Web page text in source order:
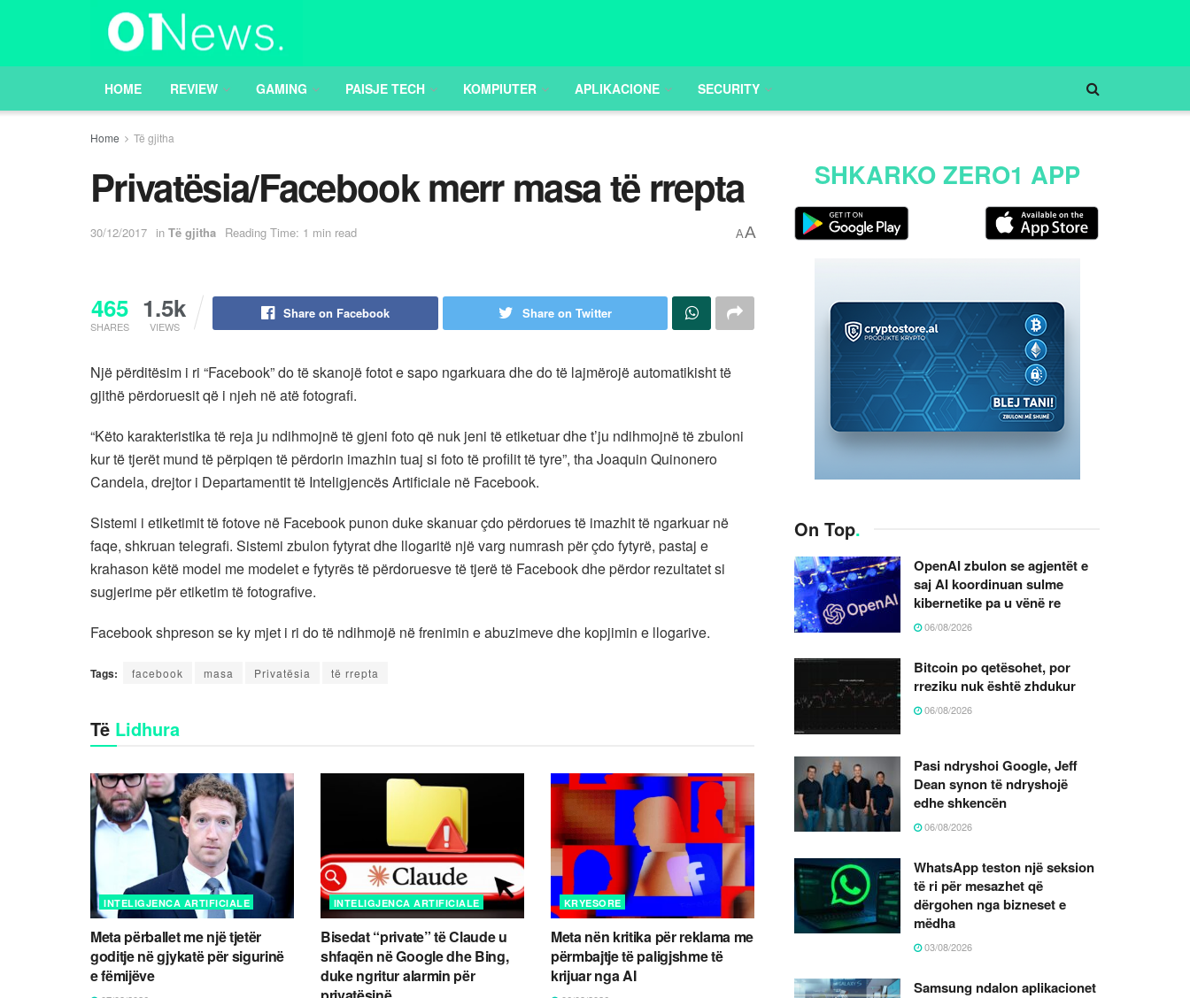
HOME REVIEW GAMING PAISJE TECH KOMPIUTER APLIKACIONE SECURITY
Home Të gjitha
Privatësia/Facebook merr masa të rrepta
30/12/2017 in Të gjitha Reading Time: 1 min read AA
465
SHARES
1.5k
VIEWS
Share on Facebook Share on Twitter
Një përditësim i ri “Facebook” do të skanojë fotot e sapo ngarkuara dhe do të lajmërojë automatikisht të
gjithë përdoruesit që i njeh në atë fotografi.
“Këto karakteristika të reja ju ndihmojnë të gjeni foto që nuk jeni të etiketuar dhe t’ju ndihmojnë të zbuloni
kur të tjerët mund të përpiqen të përdorin imazhin tuaj si foto të profilit të tyre”, tha Joaquin Quinonero
Candela, drejtor i Departamentit të Inteligjencës Artificiale në Facebook.
Sistemi i etiketimit të fotove në Facebook punon duke skanuar çdo përdorues të imazhit të ngarkuar në
faqe, shkruan telegrafi. Sistemi zbulon fytyrat dhe llogaritë një varg numrash për çdo fytyrë, pastaj e
krahason këtë model me modelet e fytyrës të përdoruesve të tjerë të Facebook dhe përdor rezultatet si
sugjerime për etiketim të fotografive.
Facebook shpreson se ky mjet i ri do të ndihmojë në frenimin e abuzimeve dhe kopjimin e llogarive.
Tags: facebook masa Privatësia të rrepta
Të Lidhura
INTELIGJENCA ARTIFICIALE
Meta përballet me një tjetër
goditje në gjykatë për sigurinë
e fëmijëve
INTELIGJENCA ARTIFICIALE
Bisedat “private” të Claude u
shfaqën në Google dhe Bing,
duke ngritur alarmin për
KRYESORE
Meta nën kritika për reklama me
përmbajtje të paligjshme të
krijuar nga AI
SHKARKO ZERO1 APP
On Top.
OpenAI zbulon se agjentët e
saj AI koordinuan sulme
kibernetike pa u vënë re
06/08/2026
Bitcoin po qetësohet, por
rreziku nuk është zhdukur
06/08/2026
Pasi ndryshoi Google, Jeff
Dean synon të ndryshojë
edhe shkencën
06/08/2026
WhatsApp teston një seksion
të ri për mesazhet që
dërgohen nga bizneset e
mëdha
03/08/2026
Samsung ndalon aplikacionet